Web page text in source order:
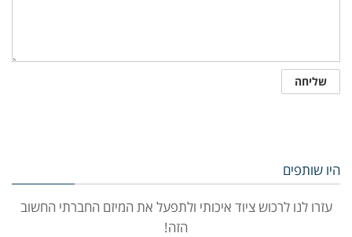
היו שותפים
עזרו לנו לרכוש ציוד איכותי ולתפעל את המיזם החברתי החשוב
הזה!